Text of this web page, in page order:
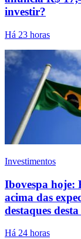
investir?
Há 23 horas
Investimentos
Ibovespa hoje:
acima das
destaques
Há 24 horas